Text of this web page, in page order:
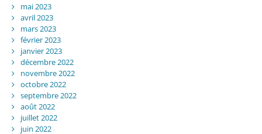
mai 2023
avril 2023
mars 2023
février 2023
janvier 2023
décembre 2022
novembre 2022
octobre 2022
septembre 2022
août 2022
juillet 2022
juin 2022